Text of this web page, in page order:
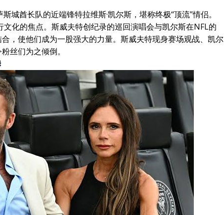
城酋长队的近端锋特拉维斯·凯尔斯，堪称终极“顶流”情侣。
化的焦点。斯威夫特创纪录的巡回演唱会与凯尔斯在NFL的
，使他们成为一股强大的力量。斯威夫特现身赛场观战、凯尔
丝们为之倾倒。